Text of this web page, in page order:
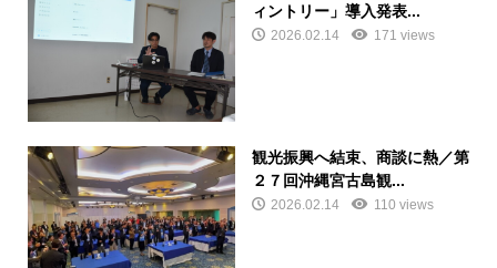
ィントリー」導入発表...
2026.02.14 171 views
観光振興へ結束、商談に熱／第
２７回沖縄宮古島観...
2026.02.14 110 views